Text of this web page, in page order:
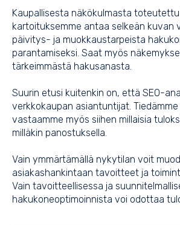
Kaupallisesta näkökulmasta toteutettu
kartoituksemme antaa selkeän kuvan
päivitys- ja muokkaustarpeista
parantamiseksi. Saat myös
tärkeimmästä hakusanasta.
Suurin etusi kuitenkin on, että SEO-
verkkokaupan asiantuntijat.
vastaamme myös siihen millaisia
milläkin panostuksella.
Vain ymmärtämällä nykytilan voit
asiakashankintaan tavoitteet ja
Vain tavoitteellisessa ja
hakukoneoptimoinnista voi odottaa